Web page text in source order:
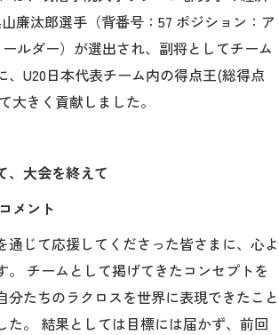
）
キャンパス
取材・撮影
廉汰郎選手（背番号： 57 ポジション：ア
ルダー）が選出され、副将としてチーム
、U20日本代表チーム内の得点王(総得点
大きく貢献しました。
、大会を終えて
メント
通じて応援してくださった皆さまに、心よ
。 チームとして掲げてきたコンセプトを
分たちのラクロスを世界に表現できたこと
た。 結果としては目標には届かず、前回